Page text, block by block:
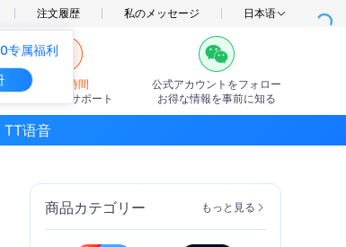
专属福利
注文履歴 私のメッセージ 日本语
7×24時間
オンラインサポート
公式アカウントをフォロー
お得な情報を事前に知る
TT语音
商品カテゴリー もっと見る